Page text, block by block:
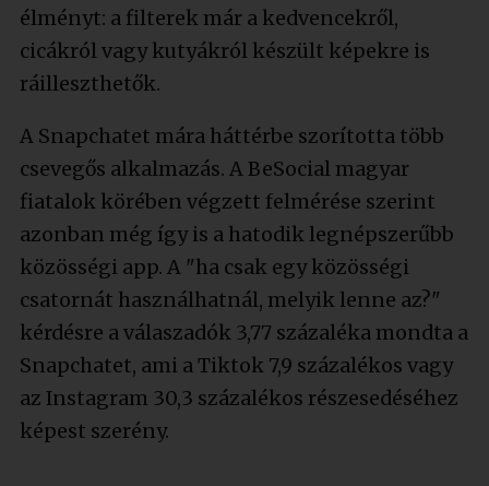
élményt: a filterek már a kedvencekről,
cicákról vagy kutyákról készült képekre is
ráilleszthetők.
A Snapchatet mára háttérbe szorította több
csevegős alkalmazás. A BeSocial magyar
fiatalok körében végzett felmérése szerint
azonban még így is a hatodik legnépszerűbb
közösségi app. A "ha csak egy közösségi
csatornát használhatnál, melyik lenne az?"
kérdésre a válaszadók 3,77 százaléka mondta a
Snapchatet, ami a Tiktok 7,9 százalékos vagy
az Instagram 30,3 százalékos részesedéséhez
képest szerény.